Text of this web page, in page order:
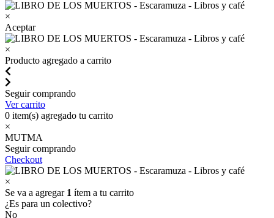
×
Aceptar
×
Producto agregado a carrito
Seguir comprando
Ver carrito
0 item(s) agregado tu carrito
×
MUTMA
Seguir comprando
Checkout
×
Se va a agregar 1 ítem a tu carrito
¿Es para un colectivo?
No